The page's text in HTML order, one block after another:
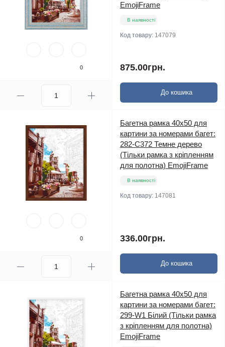
0
EmojiFrame
В наявності
Код товару: 147079
875.00грн.
До кошика
0
Багетна рамка 40х50 для
картини за номерами багет:
282-C372 Темне дерево
(Тільки рамка з кріпленням
для полотна) EmojiFrame
В наявності
Код товару: 147081
336.00грн.
До кошика
Багетна рамка 40х50 для
картини за номерами багет:
299-W1 Білий (Тільки рамка
з кріпленням для полотна)
EmojiFrame